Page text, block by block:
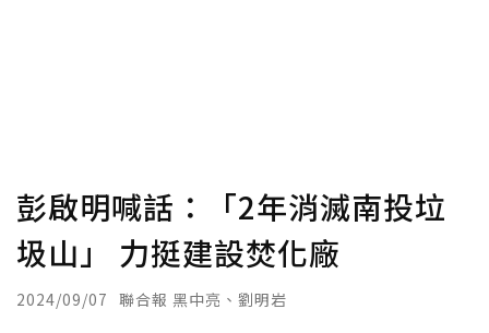
彭啟明喊話：「2年消滅南投垃
圾山」 力挺建設焚化廠
2024/09/07 聯合報 黑中亮、劉明岩